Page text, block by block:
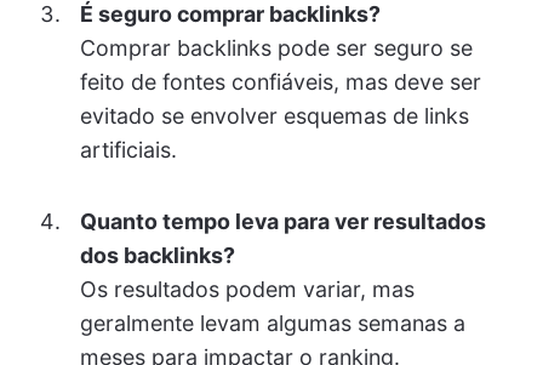
É seguro comprar backlinks?
Comprar backlinks pode ser seguro se
feito de fontes confiáveis, mas deve ser
evitado se envolver esquemas de links
artificiais.
Quanto tempo leva para ver resultados
dos backlinks?
Os resultados podem variar, mas
geralmente levam algumas semanas a
meses para impactar o ranking.